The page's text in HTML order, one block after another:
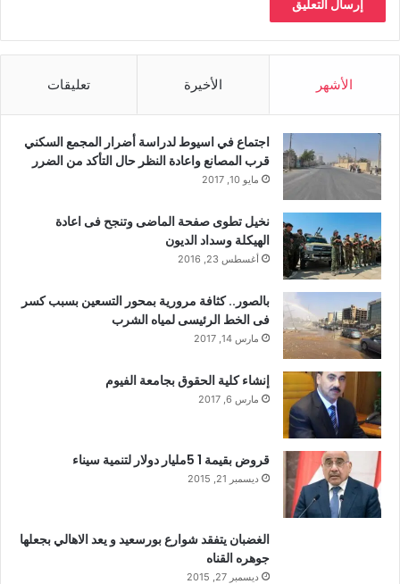
الأشهر الأخيرة تعليقات
اجتماع في اسيوط لدراسة أضرار المجمع السكني
قرب المصانع واعادة النظر حال التأكد من الضرر
مايو 10, 2017
نخيل تطوى صفحة الماضى وتنجح فى اعادة
الهيكلة وسداد الديون
أغسطس 23, 2016
بالصور.. كثافة مرورية بمحور التسعين بسبب كسر
فى الخط الرئيسى لمياه الشرب
مارس 14, 2017
إنشاء كلية الحقوق بجامعة الفيوم
مارس 6, 2017
قروض بقيمة 1 5مليار دولار لتنمية سيناء
ديسمبر 21, 2015
الغضبان يتفقد شوارع بورسعيد و يعد الاهالي بجعلها
جوهره القناه
ديسمبر 27, 2015